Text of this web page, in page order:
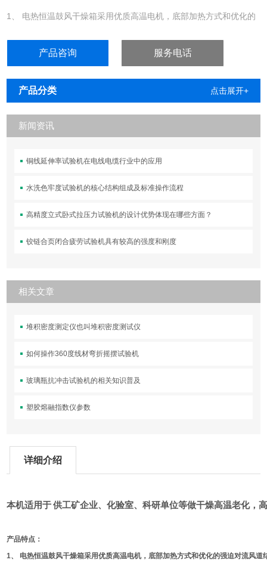
1、 电热恒温鼓风干燥箱采用优质高温电机，底部加热方式和优化的
2、 电热恒温鼓风干燥箱 选用高性能的CPU处理芯片和高灵敏、高精
产品咨询 服务电话
产品分类 点击展开+
新闻资讯
铜线延伸率试验机在电线电缆行业中的应用
水洗色牢度试验机的核心结构组成及标准操作流程
高精度立式卧式拉压力试验机的设计优势体现在哪些方面？
铰链合页闭合疲劳试验机具有较高的强度和刚度
相关文章
堆积密度测定仪也叫堆积密度测试仪
如何操作360度线材弯折摇摆试验机
玻璃瓶抗冲击试验机的相关知识普及
塑胶熔融指数仪参数
详细介绍
本机适用于供工矿企业、化验室、科研单位等做干燥高温老化，
产品特点：
1、 电热恒温鼓风干燥箱采用优质高温电机，底部加热方式和优化的强迫对流风